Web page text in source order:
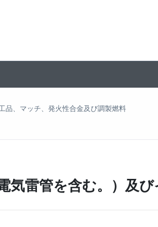
品、マッチ、発火性合金及び調製燃料
気雷管を含む。）及